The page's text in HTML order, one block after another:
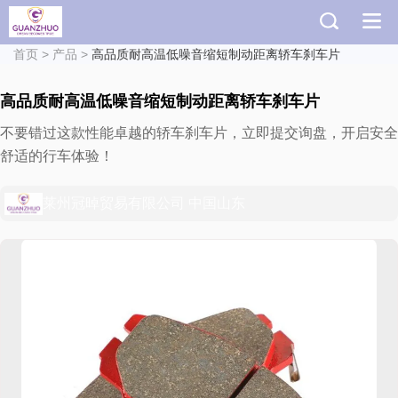
首页 > 产品 > 高品质耐高温低噪音缩短制动距离轿车刹车片
高品质耐高温低噪音缩短制动距离轿车刹车片
不要错过这款性能卓越的轿车刹车片，立即提交询盘，开启安全
舒适的行车体验！